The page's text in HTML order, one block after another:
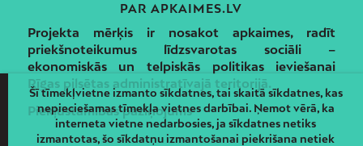
PAR APKAIMES.LV
Projekta mērķis ir nosakot apkaimes, radīt
priekšnoteikumus līdzsvarotas sociāli –
ekonomiskās un telpiskās politikas ieviešanai
Rīgas pilsētas administratīvajā teritorijā.
Piekļūstamības paziņojums
Šī tīmekļvietne izmanto sīkdatnes, tai skaitā sīkdatnes, kas
nepieciešamas tīmekļa vietnes darbībai. Ņemot vērā, ka
interneta vietne nedarbosies, ja sīkdatnes netiks
izmantotas, šo sīkdatņu izmantošanai piekrišana netiek